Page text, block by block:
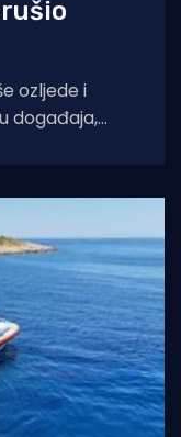
ozljede i
događaja,